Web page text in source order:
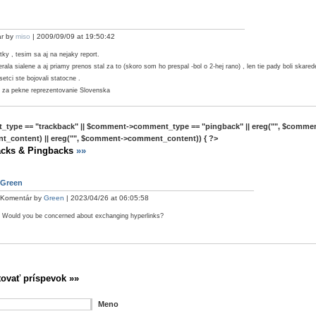
by miso | 2009/09/09 at 19:50:42
, tesim sa aj na nejaky report.
sialene a aj priamy prenos stal za to (skoro som ho prespal -bol o 2-hej rano) , len tie pady boli
ste bojovali statocne .
za pekne reprezentovanie Slovenska
== "trackback" || $comment->comment_type == "pingback" || ereg("",
|| ereg("", $comment->comment_content)) { ?>
& Pingbacks »»
Green
Komentár by Green | 2023/04/26 at 06:05:58
Would you be concerned about exchanging hyperlinks?
príspevok »»
Meno